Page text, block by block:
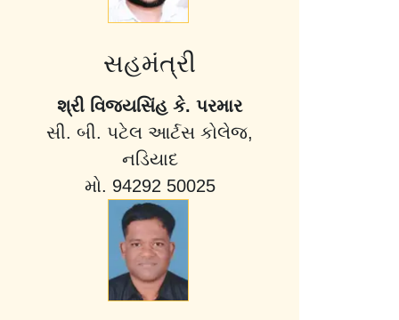
સહમંત્રી
શ્રી વિજયસિંહ કે. પરમાર
સી. બી. પટેલ આર્ટસ કોલેજ,
નડિયાદ
મો. 94292 50025